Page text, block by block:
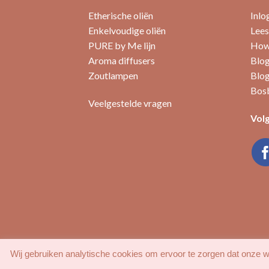
kan
productpagina
Etherische oliën
Enkelvoudige oliën
PURE by Me lijn
Aroma diffusers
Zoutlampen
Veelgestelde vragen
Wij gebruiken analytische cookies om ervoor te zorgen dat onze